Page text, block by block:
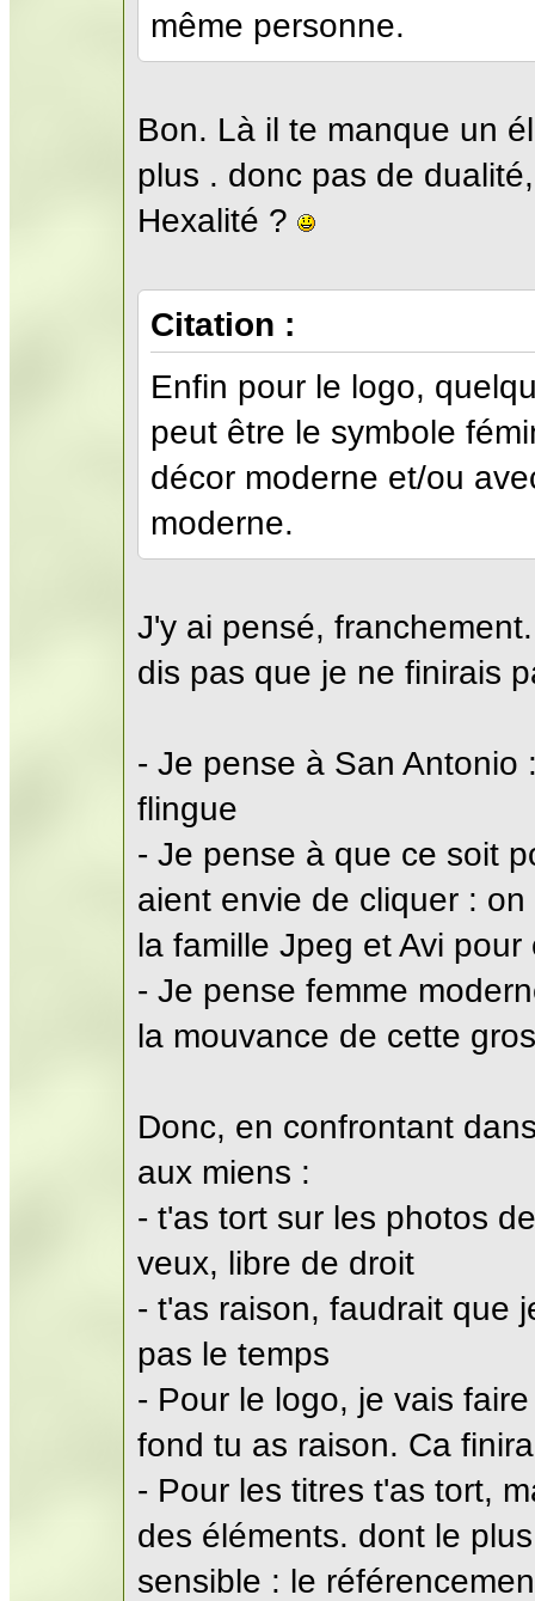
même personne.
Bon. Là il te manque un
plus . donc pas de
Hexalité ?
Citation :
Enfin pour le logo,
peut être le symbole
décor moderne et/ou
moderne.
J'y ai pensé,
dis pas que je ne finirais
- Je pense à San
flingue
- Je pense à que ce soit
aient envie de cliquer :
la famille Jpeg et Avi pour
- Je pense femme
la mouvance de cette
Donc, en confrontant
aux miens :
- t'as tort sur les photos
veux, libre de droit
- t'as raison, faudrait que
pas le temps
- Pour le logo, je vais
fond tu as raison. Ca
- Pour les titres t'as tort,
des éléments. dont le
sensible : le